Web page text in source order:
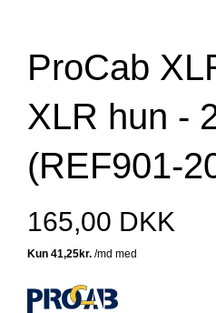
ProCab
XLR hun -
(REF901-
165,00 DKK